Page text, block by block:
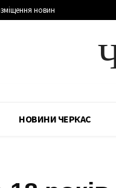
новин
НОВИНИ ЧЕРКАС